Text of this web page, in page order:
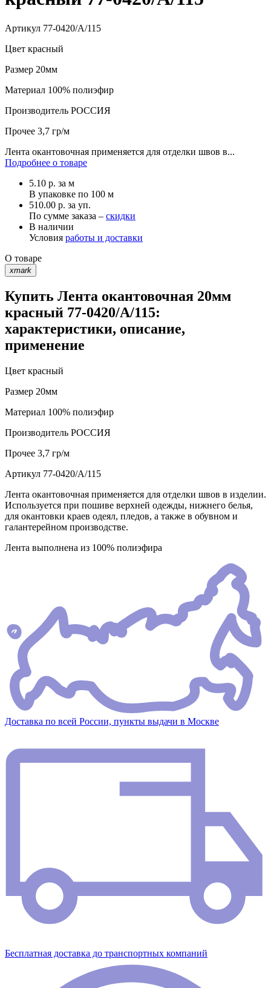
Артикул 77-0420/А/115
Цвет красный
Размер 20мм
Материал 100% полиэфир
Производитель РОССИЯ
Прочее 3,7 гр/м
Лента окантовочная применяется для отделки швов в...
Подробнее о товаре
5.10 р. за м
В упаковке по 100 м
510.00 р. за уп.
По сумме заказа – скидки
В наличии
Условия работы и доставки
О товаре
xmark
Купить Лента окантовочная 20мм
красный 77-0420/А/115:
характеристики, описание,
применение
Цвет красный
Размер 20мм
Материал 100% полиэфир
Производитель РОССИЯ
Прочее 3,7 гр/м
Артикул 77-0420/А/115
Лента окантовочная применяется для отделки швов в изделии.
Используется при пошиве верхней одежды, нижнего белья,
для окантовки краев одеял, пледов, а также в обувном и
галантерейном производстве.
Лента выполнена из 100% полиэфира
Доставка по всей России, пункты выдачи в Москве
Бесплатная доставка до транспортных компаний